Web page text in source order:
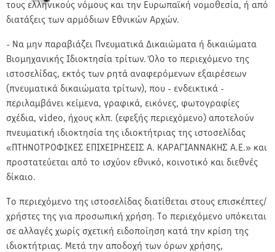
τους ελληνικούς νόμους και την Ευρωπαϊκή νομοθεσία, ή από
διατάξεις των αρμόδιων Εθνικών Αρχών.
- Να μην παραβιάζει Πνευματικά Δικαιώματα ή δικαιώματα
Βιομηχανικής Ιδιοκτησία τρίτων. Όλο το περιεχόμενο της
ιστοσελίδας, εκτός των ρητά αναφερόμενων εξαιρέσεων
(πνευματικά δικαιώματα τρίτων), που - ενδεικτικά -
περιλαμβάνει κείμενα, γραφικά, εικόνες, φωτογραφίες
σχέδια, video, ήχους κλπ. (εφεξής περιεχόμενο) αποτελούν
πνευματική ιδιοκτησία της ιδιοκτήτριας της ιστοσελίδας
«ΠΤΗΝΟΤΡΟΦΙΚΕΣ ΕΠΙΧΕΙΡΗΣΕΙΣ Α. ΚΑΡΑΓΙΑΝΝΑΚΗΣ Α.Ε.» και
προστατεύεται από το ισχύον εθνικό, κοινοτικό και διεθνές
δίκαιο.
Το περιεχόμενο της ιστοσελίδας διατίθεται στους επισκέπτες/
χρήστες της για προσωπική χρήση. Το περιεχόμενο υπόκειται
σε αλλαγές χωρίς σχετική ειδοποίηση κατά την κρίση της
ιδιοκτήτριας. Μετά την αποδοχή των όρων χρήσης,